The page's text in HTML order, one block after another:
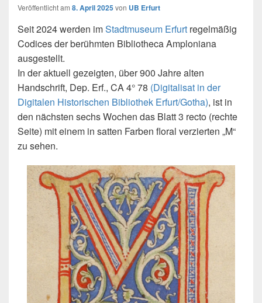
Veröffentlicht am 8. April 2025von UB Erfurt
Seit 2024 werden imStadtmuseum Erfurt regelmäßig
Codices der berühmten Bibliotheca Amploniana
ausgestellt.
In der aktuell gezeigten, über 900 Jahre alten
Handschrift, Dep. Erf., CA 4° 78 (Digitalisat in der
Digitalen Historischen Bibliothek Erfurt/Gotha), ist in
den nächsten sechs Wochen das Blatt 3 recto (rechte
Seite) mit einem in satten Farben floral verzierten „M“
zu sehen.